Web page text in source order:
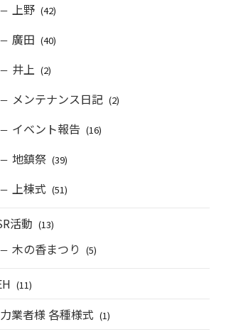
上野 (42)
廣田 (40)
井上 (2)
メンテナンス日記 (2)
イベント報告 (16)
地鎮祭 (39)
上棟式 (51)
活動 (13)
木の香まつり (5)
(11)
業者様 各種様式 (1)